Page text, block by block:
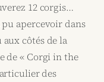
12 corgis…
apercevoir dans
côtés de la
de « Corgi in the
des